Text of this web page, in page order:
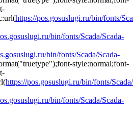
https://pos.gosuslugi.ru/bin/fonts/
bin/fonts/Scada/Scada-
bin/fonts/Scada/Scada-
style:normal;font-
https://pos.gosuslugi.ru/bin/fonts/
bin/fonts/Scada/Scada-